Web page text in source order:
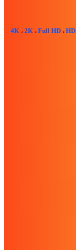
4K ، 2K ، Full HD ، HD